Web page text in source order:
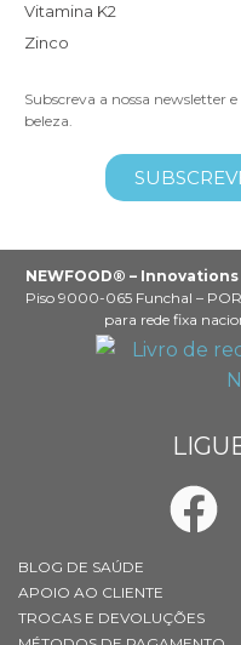
Vitamina K2
Zinco
Subscreva a nossa newsletter e
beleza.
NEWFOOD® – Innovations
Piso 9000-065 Funchal –
para rede fixa
BLOG DE SAÚDE
APOIO AO CLIENTE
TROCAS E DEVOLUÇÕES